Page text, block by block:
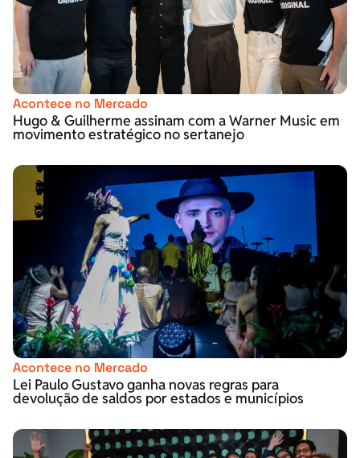
Acontece no Mercado
Hugo & Guilherme assinam com a Warner Music em
movimento estratégico no sertanejo
Acontece no Mercado
Lei Paulo Gustavo ganha novas regras para
devolução de saldos por estados e municípios